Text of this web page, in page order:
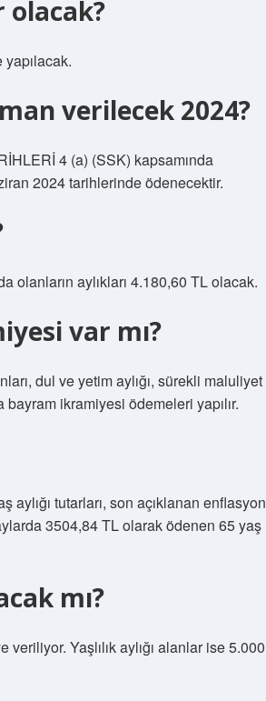
olacak?
verilecek 2024?
4 (a) (SSK) kapsamında
2024 tarihlerinde ödenecektir.
olanların aylıkları 4.180,60 TL olacak.
var mı?
dul ve yetim aylığı, sürekli maluliyet
ikramiyesi ödemeleri yapılır.
aylığı tutarları, son açıklanan enflasyon
3504,84 TL olarak ödenen 65 yaş
mı?
Yaşlılık aylığı alanlar ise 5.000